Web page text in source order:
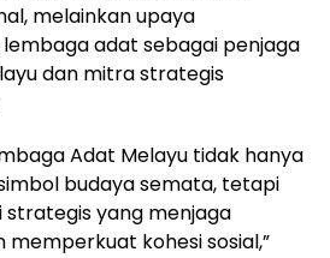
melainkan upaya
adat sebagai penjaga
dan mitra strategis
Adat Melayu tidak hanya
budaya semata, tetapi
strategis yang menjaga
kohesi sosial,”